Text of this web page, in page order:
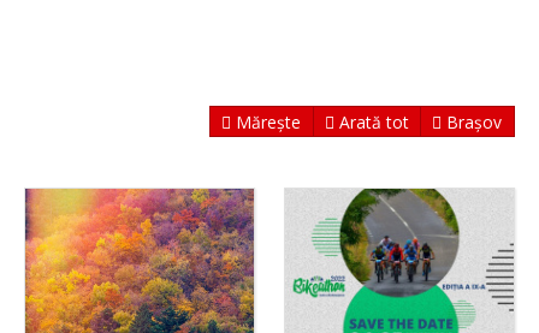
Mărește Arată tot Brașov